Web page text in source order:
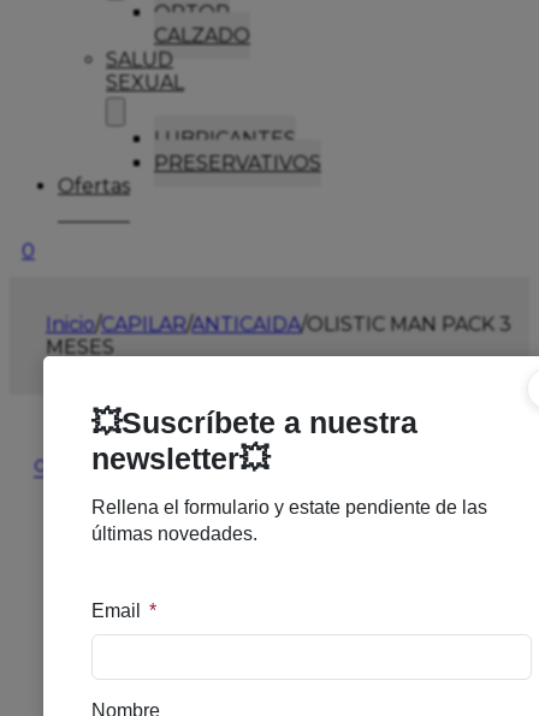
ORTOP
CALZADO
SALUD
SEXUAL
LUBRICANTES
PRESERVATIVOS
Ofertas
0
Inicio/CAPILAR/ANTICAIDA/OLISTIC MAN PACK 3
MESES
🔍